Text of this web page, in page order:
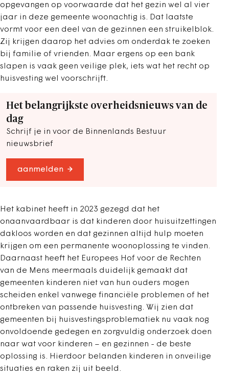
opgevangen op voorwaarde dat het gezin wel al vier
jaar in deze gemeente woonachtig is. Dat laatste
vormt voor een deel van de gezinnen een struikelblok.
Zij krijgen daarop het advies om onderdak te zoeken
bij familie of vrienden. Maar ergens op een bank
slapen is vaak geen veilige plek, iets wat het recht op
huisvesting wel voorschrijft.
Het belangrijkste overheidsnieuws van de
dag
Schrijf je in voor de Binnenlands Bestuur
nieuwsbrief
aanmelden
Het kabinet heeft in 2023 gezegd dat het
onaanvaardbaar is dat kinderen door huisuitzettingen
dakloos worden en dat gezinnen altijd hulp moeten
krijgen om een permanente woonoplossing te vinden.
Daarnaast heeft het Europees Hof voor de Rechten
van de Mens meermaals duidelijk gemaakt dat
gemeenten kinderen niet van hun ouders mogen
scheiden enkel vanwege financiële problemen of het
ontbreken van passende huisvesting. Wij zien dat
gemeenten bij huisvestingsproblematiek nu vaak nog
onvoldoende gedegen en zorgvuldig onderzoek doen
naar wat voor kinderen – en gezinnen - de beste
oplossing is. Hierdoor belanden kinderen in onveilige
situaties en raken zij uit beeld.